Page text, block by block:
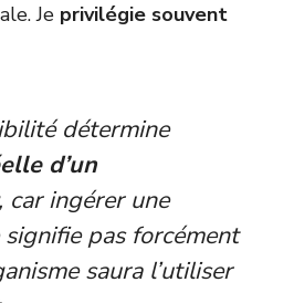
Je privilégie souvent
détermine
d’un
car ingérer une
pas forcément
saura l’utiliser